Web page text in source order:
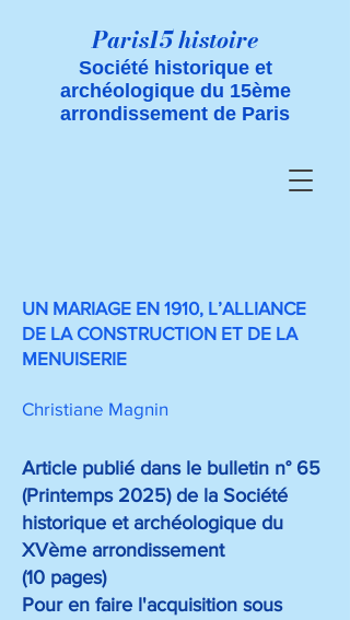
Paris15 histoire
Société historique et
archéologique du 15ème
arrondissement de Paris
UN MARIAGE EN 1910, L’ALLIANCE
DE LA CONSTRUCTION ET DE LA
MENUISERIE
Christiane Magnin
Article publié dans le bulletin n° 65
(Printemps 2025) de la Société
historique et archéologique du
XVème arrondissement
(10 pages)
Pour en faire l'acquisition sous